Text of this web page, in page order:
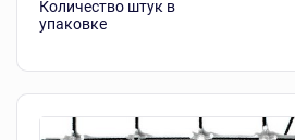
Количество штук в
упаковке